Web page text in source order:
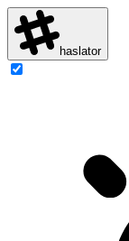
haslator